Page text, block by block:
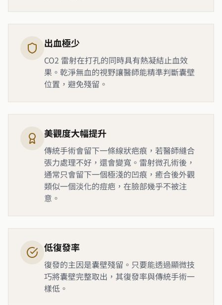
出血極少
CO2 雷射在打孔的同時具有熱凝結止血效
果。乾淨無血的視野讓醫師能精準判斷囊壁
位置，避免殘留。
美觀度大幅提升
傳統手術會留下一條線狀疤痕，若醫師縫合
張力處理不好，還會變寬。雷射微孔術後，
通常只會留下一個極淺的凹痕，癒合後外觀
類似一個淡化的痘疤，在臉部幾乎不被注
意。
低復發率
復發的主因是囊壁殘留。只要能透過顯微技
巧將囊壁完整取出，其復發率與傳統手術一
樣低。